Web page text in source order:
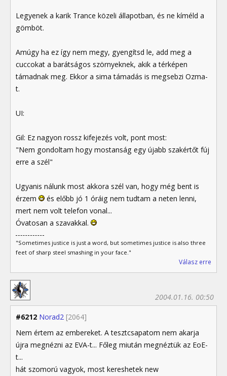
Legyenek a karik Trance közeli állapotban, és ne kíméld a
gömböt.
Amúgy ha ez így nem megy, gyengítsd le, add meg a
cuccokat a barátságos szörnyeknek, akik a térképen
támadnak meg. Ekkor a sima támadás is megsebzi Ozma-
t.
UI:
Gil: Ez nagyon rossz kifejezés volt, pont most:
"Nem gondoltam hogy mostanság egy újabb szakértőt fúj
erre a szél"
Ugyanis nálunk most akkora szél van, hogy még bent is
érzem
és előbb jó 1 óráig nem tudtam a neten lenni,
mert nem volt telefon vonal...
Óvatosan a szavakkal.
"Sometimes justice is just a word, but sometimes justice is also three
feet of sharp steel smashing in your face."
Válasz erre
#6212 Norad2 [2064]
2004.01.16. 00:50
Nem értem az embereket. A tesztcsapatom nem akarja
újra megnézni az EVA-t... Főleg miután megnéztük az EoE-
t...
hát szomorú vagyok, most kereshetek new